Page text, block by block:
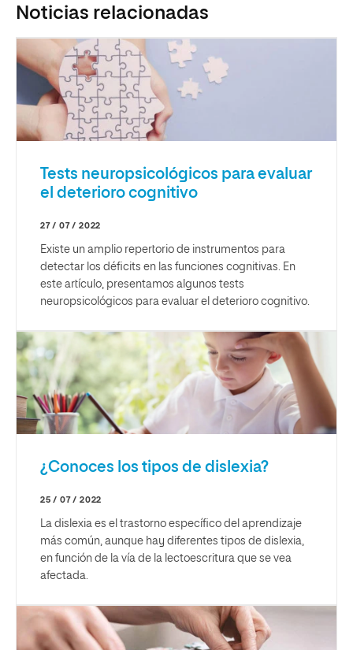
Noticias relacionadas
Tests neuropsicológicos para evaluar
el deterioro cognitivo
27 / 07 / 2022
Existe un amplio repertorio de instrumentos para
detectar los déficits en las funciones cognitivas. En
este artículo, presentamos algunos tests
neuropsicológicos para evaluar el deterioro cognitivo.
¿Conoces los tipos de dislexia?
25 / 07 / 2022
La dislexia es el trastorno específico del aprendizaje
más común, aunque hay diferentes tipos de dislexia,
en función de la vía de la lectoescritura que se vea
afectada.